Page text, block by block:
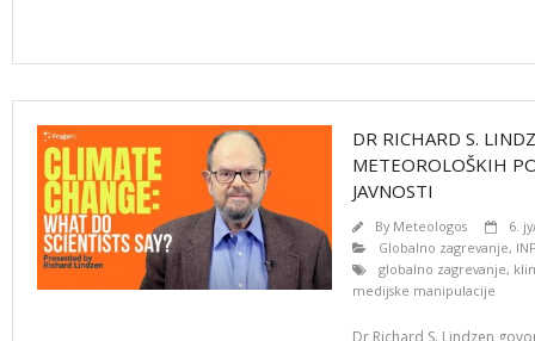
DR RICHARD S.
METEOROLOŠKIH
JAVNOSTI
By Meteologos
6.
Globalno zagrevanje,
globalno zagrevanje,
medijske manipulacije
Dr Richard S. Lindzen